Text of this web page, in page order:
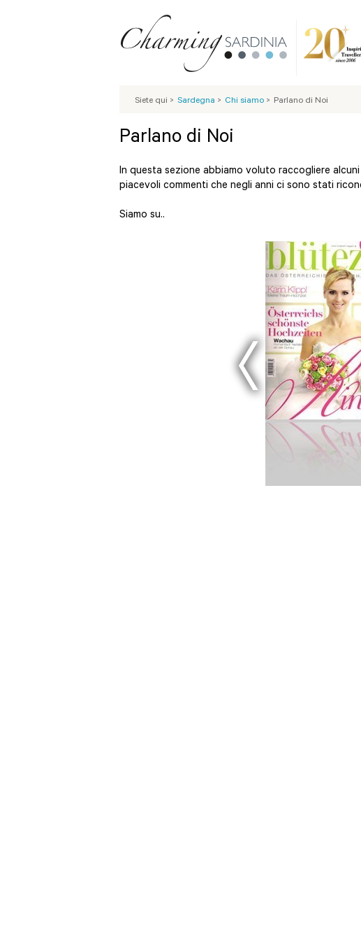
Siete qui > Sardegna > Chi siamo > Parlano di Noi
Parlano di Noi
In questa sezione abbiamo voluto raccogliere
piacevoli commenti che negli anni ci sono stati
Siamo su..